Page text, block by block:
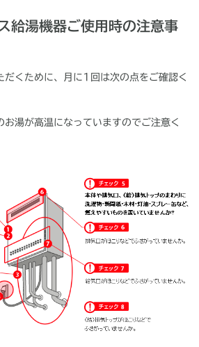
給湯機器ご使用時の注意事
だくために、月に1回は次の点をご確認く
お湯が高温になっていますのでご注意く